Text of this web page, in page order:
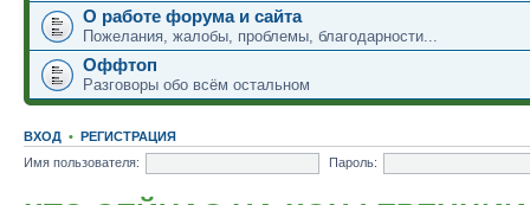
О работе форума и сайта
Пожелания, жалобы, проблемы, благодарности...
Оффтоп
Разговоры обо всём остальном
ВХОД • РЕГИСТРАЦИЯ
Имя пользователя:
Пароль: